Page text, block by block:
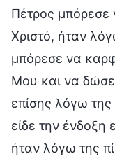
Πέτρος μπόρεσε
Χριστό, ήταν
μπόρεσε να
Μου και να
επίσης λόγω
είδε την ένδοξη
ήταν λόγω της